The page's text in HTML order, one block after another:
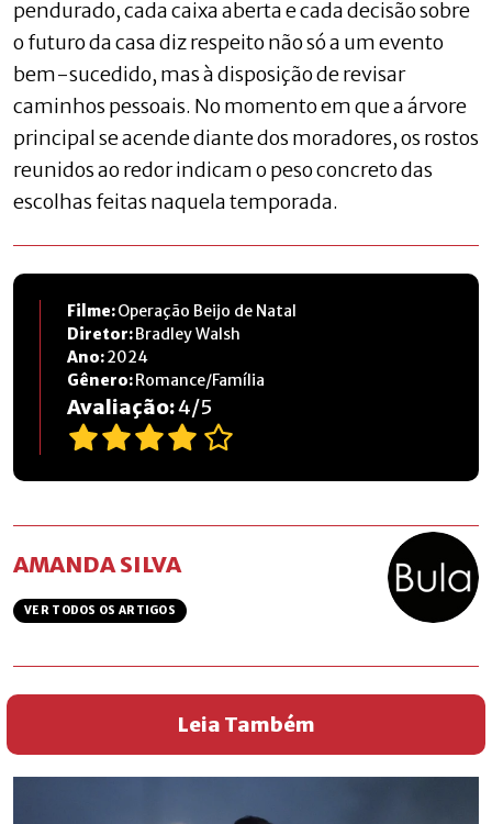
pendurado, cada caixa aberta e cada decisão sobre
o futuro da casa diz respeito não só a um evento
bem-sucedido, mas à disposição de revisar
caminhos pessoais. No momento em que a árvore
principal se acende diante dos moradores, os rostos
reunidos ao redor indicam o peso concreto das
escolhas feitas naquela temporada.
Filme:Operação Beijo de Natal
Diretor:Bradley Walsh
Ano:2024
Gênero:Romance/Família
Avaliação:4/5
AMANDA SILVA
VER TODOS OS ARTIGOS
Leia Também